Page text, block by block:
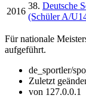
2016
38. Deutsche
(Schüler A/
Für nationale
aufgeführt.
de_sportler/
Zuletzt
von 127.0.0.1